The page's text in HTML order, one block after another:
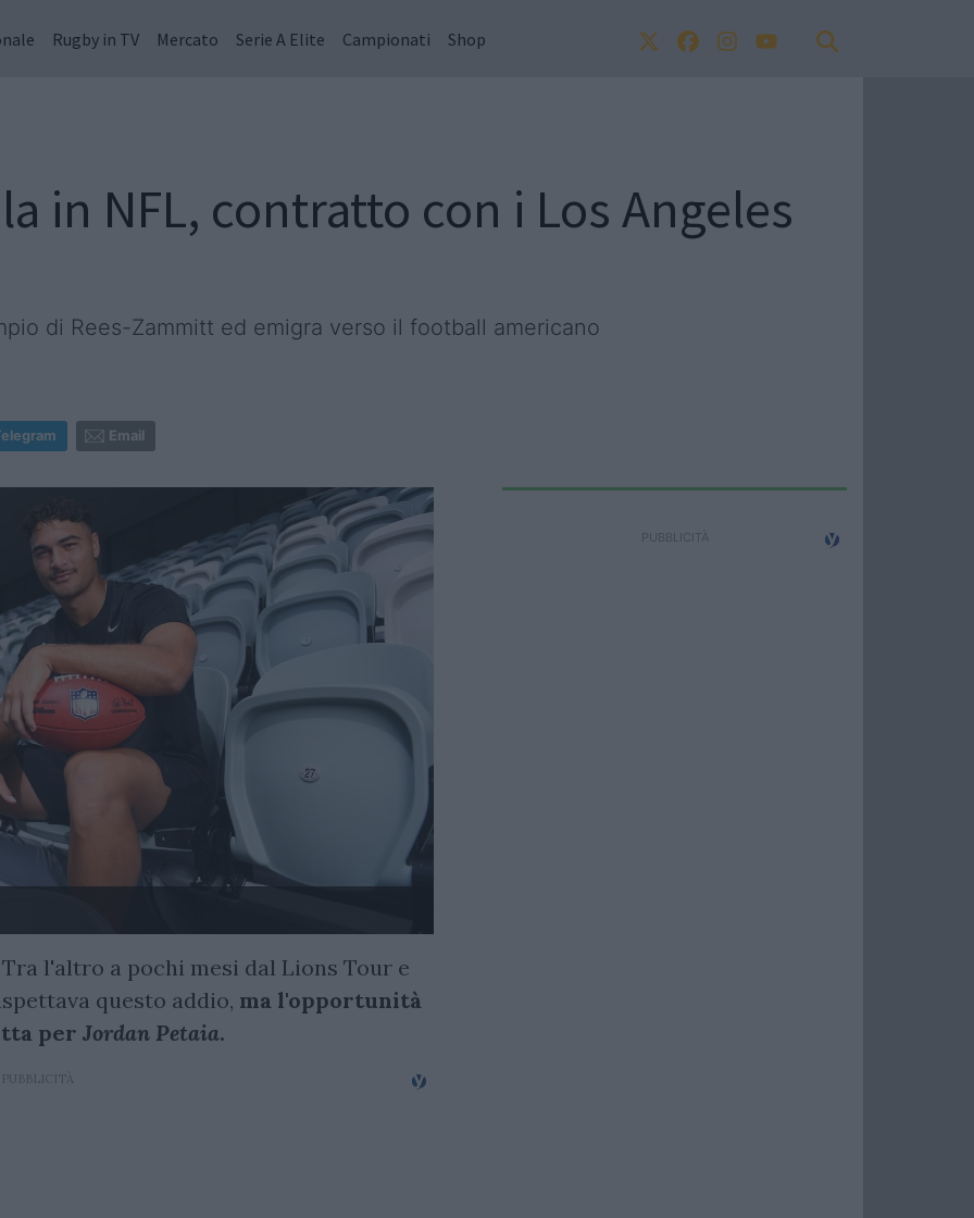
Rugby in TV Mercato Serie A Elite Campionati Shop
in NFL, contratto con i Los Angeles
di Rees-Zammitt ed emigra verso il football americano
Email
l'altro a pochi mesi dal Lions Tour e
questo addio, ma l'opportunità
per Jordan Petaia.